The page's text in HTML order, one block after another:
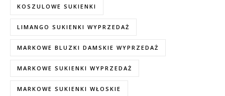
KOSZULOWE SUKIENKI
LIMANGO SUKIENKI WYPRZEDAŻ
MARKOWE BLUZKI DAMSKIE WYPRZEDAŻ
MARKOWE SUKIENKI WYPRZEDAŻ
MARKOWE SUKIENKI WŁOSKIE